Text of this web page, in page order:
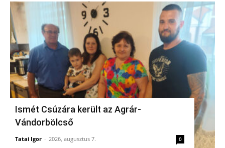
Ismét Csúzára került az Agrár-
Vándorbölcső
Tatai Igor - 2026, augusztus 7. 0